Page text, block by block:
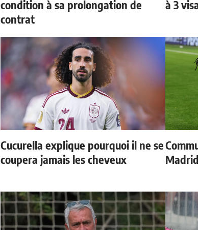
condition à sa prolongation de
contrat
à 3
Cucurella explique pourquoi il ne se
coupera jamais les cheveux